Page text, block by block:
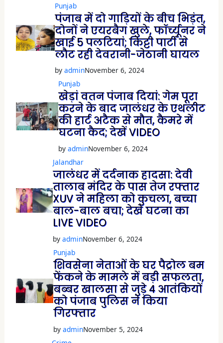
Punjab
पंजाब में दो गाड़ियों के बीच भिड़ंत,
दोनों ने एयरबैग खुले, फॉर्च्यूनर ने
खाई 5 पलटियां; किट्टी पार्टी से
लौट रही देवरानी-जेठानी घायल
by adminNovember 6, 2024
Punjab
खेड़ां वतन पंजाब दियां: गेम पूरा
करने के बाद जालंधर के एथलीट
की हार्ट अटैक से मौत, कैमरे में
घटना कैद; देखें VIDEO
by adminNovember 6, 2024
Jalandhar
जालंधर में दर्दनाक हादसा: देवी
तालाब मंदिर के पास तेज रफ्तार
XUV ने महिला को कुचला, बच्चा
बाल-बाल बचा; देखें घटना का
LIVE VIDEO
by adminNovember 6, 2024
Punjab
शिवसेना नेताओं के घर पैट्रोल बम
फेंकने के मामले में बड़ी सफलता,
बब्बर खालसा से जुड़े 4 आतंकियों
को पंजाब पुलिस ने किया
गिरफ्तार
by adminNovember 5, 2024